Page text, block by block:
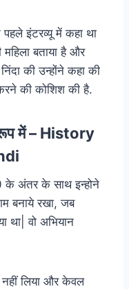
पहले इंटरव्यू में कहा था
बताया है और
की उन्होंने कहा की
की कोशिश की है.
रूप में – History
के अंतर के साथ इन्होने
बनाये रखा, जब
था| वो अभियान
लिया और केवल